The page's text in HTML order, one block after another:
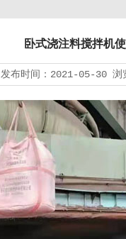
卧式浇注料搅拌机
发布时间： 2021-05-30 浏